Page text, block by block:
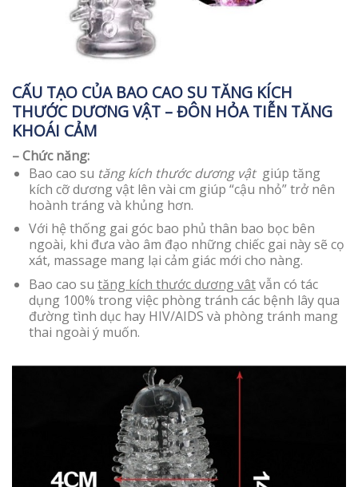
CẤU TẠO CỦA BAO CAO SU TĂNG KÍCH
THƯỚC DƯƠNG VẬT – ĐÔN HỎA TIỄN TĂNG
KHOÁI CẢM
– Chức năng:
Bao cao su tăng kích thước dương vật giúp tăng
kích cỡ dương vật lên vài cm giúp “cậu nhỏ” trở nên
hoành tráng và khủng hơn.
Với hệ thống gai góc bao phủ thân bao bọc bên
ngoài, khi đưa vào âm đạo những chiếc gai này sẽ cọ
xát, massage mang lại cảm giác mới cho nàng.
Bao cao su tăng kích thước dương vâtvẫn có tác
dụng 100% trong việc phòng tránh các bệnh lây qua
đường tình dục hay HIV/AIDS và phòng tránh mang
thai ngoài ý muốn.